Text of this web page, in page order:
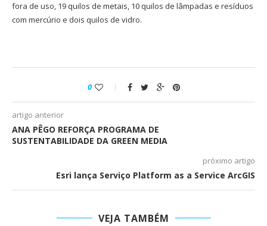
fora de uso, 19 quilos de metais, 10 quilos de lâmpadas e resíduos
com mercúrio e dois quilos de vidro.
0
artigo anterior
ANA PÊGO REFORÇA PROGRAMA DE
SUSTENTABILIDADE DA GREEN MEDIA
próximo artigo
Esri lança Serviço Platform as a Service ArcGIS
VEJA TAMBÉM